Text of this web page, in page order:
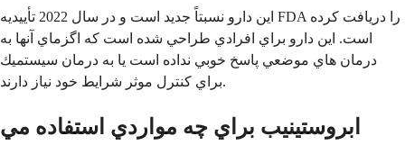
اين دارو نسبتاً جديد است و در سال 2022 تأييديه FDA را دريافت كرده
است. اين دارو براي افرادي طراحي شده است كه اگزماي آنها به
درمان هاي موضعي پاسخ خوبي نداده است يا به درمان سيستميك
براي كنترل موثر شرايط خود نياز دارند.
ابروستينيب براي چه مواردي استفاده مي